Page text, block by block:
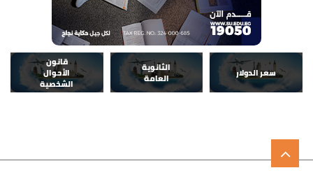
سعر الدولار
الثانوية
العامة
قانون
الأحوال
الشخصية